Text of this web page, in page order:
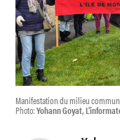
Manifestation du milieu
Photo:Yohann Goyat,